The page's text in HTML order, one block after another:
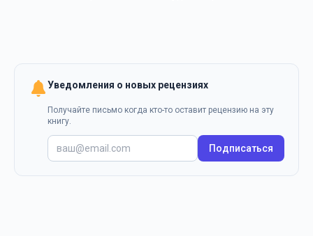
Уведомления о новых рецензиях
Получайте письмо когда кто-то оставит рецензию на эту
книгу.
Подписаться